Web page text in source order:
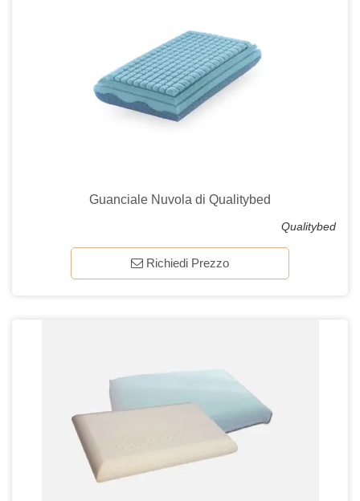
Guanciale Nuvola di Qualitybed
Qualitybed
Richiedi Prezzo